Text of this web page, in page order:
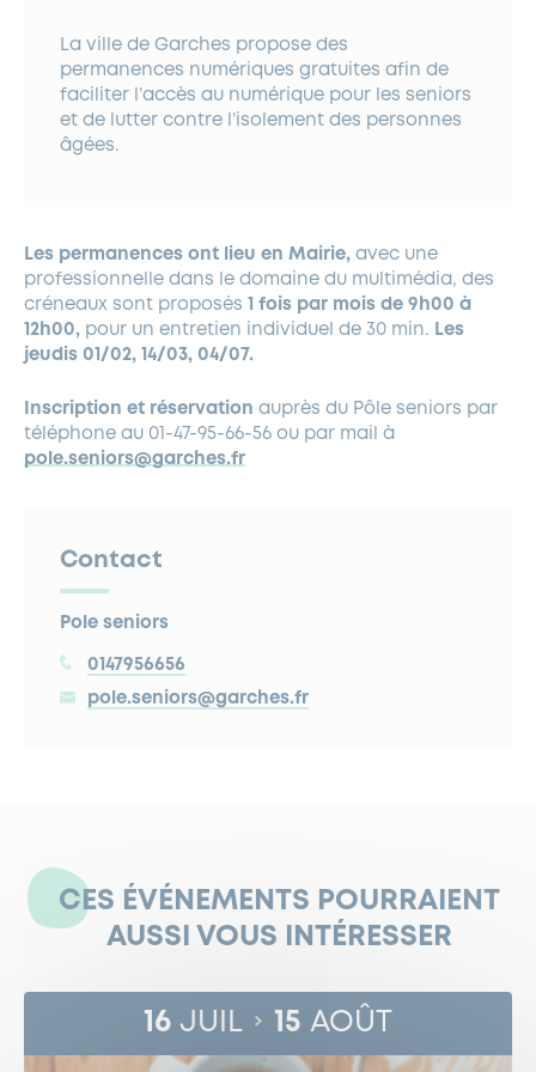
La ville de Garches propose des
permanences numériques gratuites afin de
faciliter l’accès au numérique pour les seniors
et de lutter contre l’isolement des personnes
âgées.
Les permanences ont lieu en Mairie, avec une
professionnelle dans le domaine du multimédia, des
créneaux sont proposés 1 fois par mois de 9h00 à
12h00, pour un entretien individuel de 30 min. Les
jeudis 01/02, 14/03, 04/07.
Inscription et réservation auprès du Pôle seniors par
téléphone au 01-47-95-66-56 ou par mail à
pole.seniors@garches.fr
Contact
Pole seniors
0147956656
pole.seniors@garches.fr
CES ÉVÉNEMENTS POURRAIENT
AUSSI VOUS INTÉRESSER
16 JUIL 15 AOÛT